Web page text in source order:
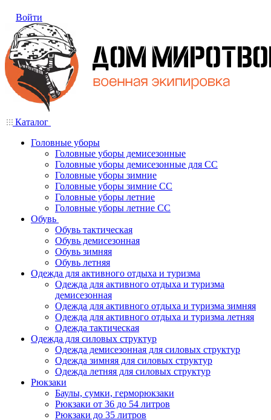
Войти
Каталог
Головные уборы
Головные уборы демисезонные
Головные уборы демисезонные для СС
Головные уборы зимние
Головные уборы зимние СС
Головные уборы летние
Головные уборы летние СС
Обувь
Обувь тактическая
Обувь демисезонная
Обувь зимняя
Обувь летняя
Одежда для активного отдыха и туризма
Одежда для активного отдыха и туризма
демисезонная
Одежда для активного отдыха и туризма зимняя
Одежда для активного отдыха и туризма летняя
Одежда тактическая
Одежда для силовых структур
Одежда демисезонная для силовых структур
Одежда зимняя для силовых структур
Одежда летняя для силовых структур
Рюкзаки
Баулы, сумки, герморюкзаки
Рюкзаки от 36 до 54 литров
Рюкзаки до 35 литров